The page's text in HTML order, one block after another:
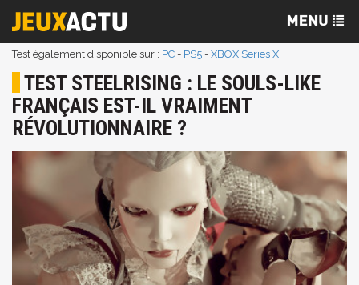
Test également disponible sur : PC - PS5 - XBOX Series X
TEST STEELRISING : LE SOULS-LIKE
FRANÇAIS EST-IL VRAIMENT
RÉVOLUTIONNAIRE ?